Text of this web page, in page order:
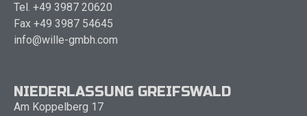
Tel. +49 3987 20620
Fax +49 3987 54645
info@wille-gmbh.com
NIEDERLASSUNG GREIFSWALD
Am Koppelberg 17